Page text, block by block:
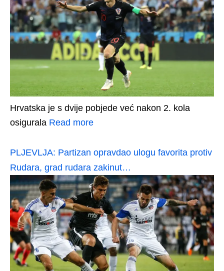
Hrvatska je s dvije pobjede već nakon 2. kola
osigurala Read more
PLJEVLJA: Partizan opravdao ulogu favorita protiv
Rudara, grad rudara zakinut…